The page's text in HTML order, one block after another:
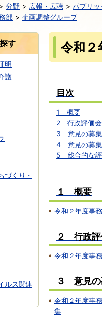
分野 広報・広聴
パブリッ
部 企画調整グループ
令和２
目次
1 概要
2 行政評価会
3 意見の募集
4 意見の募
5 総合的な評
１ 概要
令和２年度事
２ 行政評
令和２年度事
３ 意見の
令和２年度事
集
す
明
護
づくり・
ルス関連